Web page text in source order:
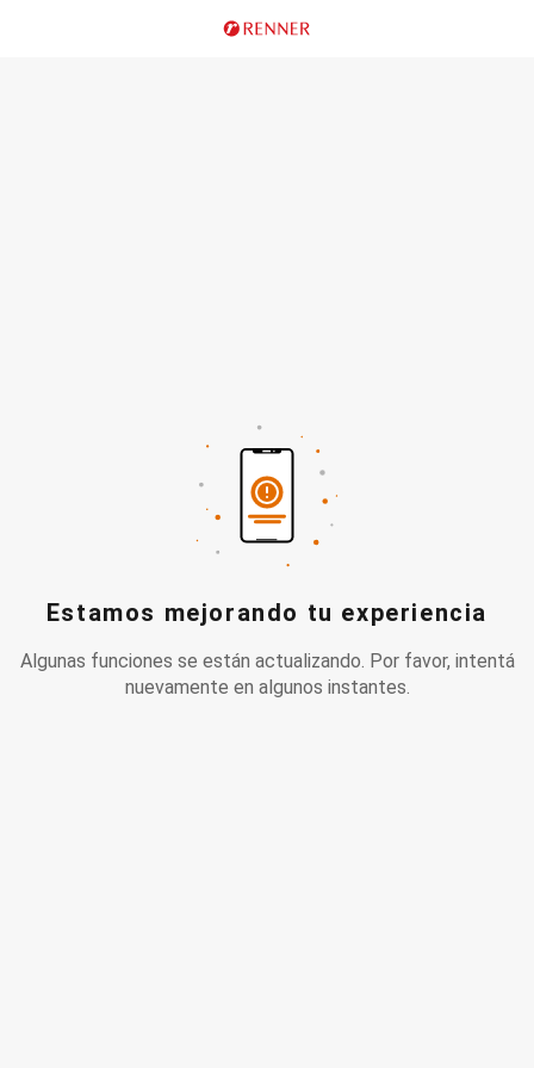
Estamos mejorando tu experiencia
Algunas funciones se están actualizando. Por favor, intentá
nuevamente en algunos instantes.